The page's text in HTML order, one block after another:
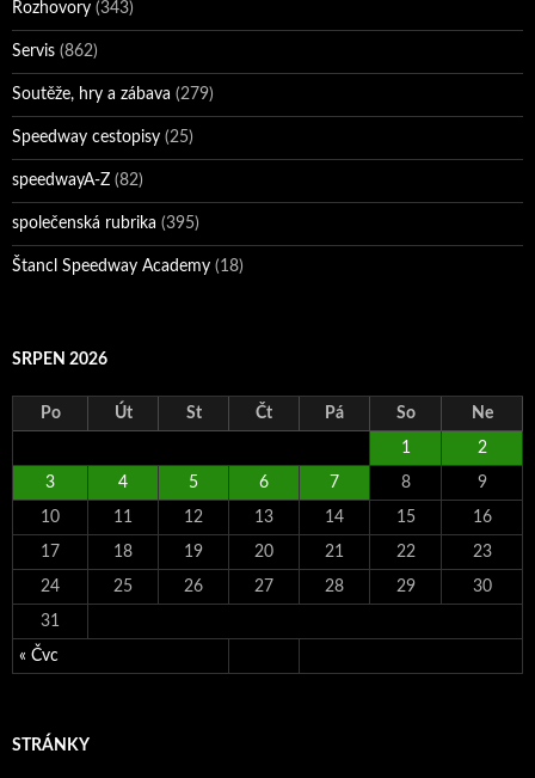
Rozhovory (343)
Servis (862)
Soutěže, hry a zábava (279)
Speedway cestopisy (25)
speedwayA-Z (82)
společenská rubrika (395)
Štancl Speedway Academy (18)
SRPEN 2026
Po Út St Čt Pá So Ne
« Čvc
1 2
3 4 5 6 7 8 9
10 11 12 13 14 15 16
17 18 19 20 21 22 23
24 25 26 27 28 29 30
31
STRÁNKY